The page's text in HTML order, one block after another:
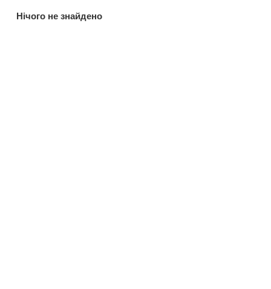
Нiчого не знайдено